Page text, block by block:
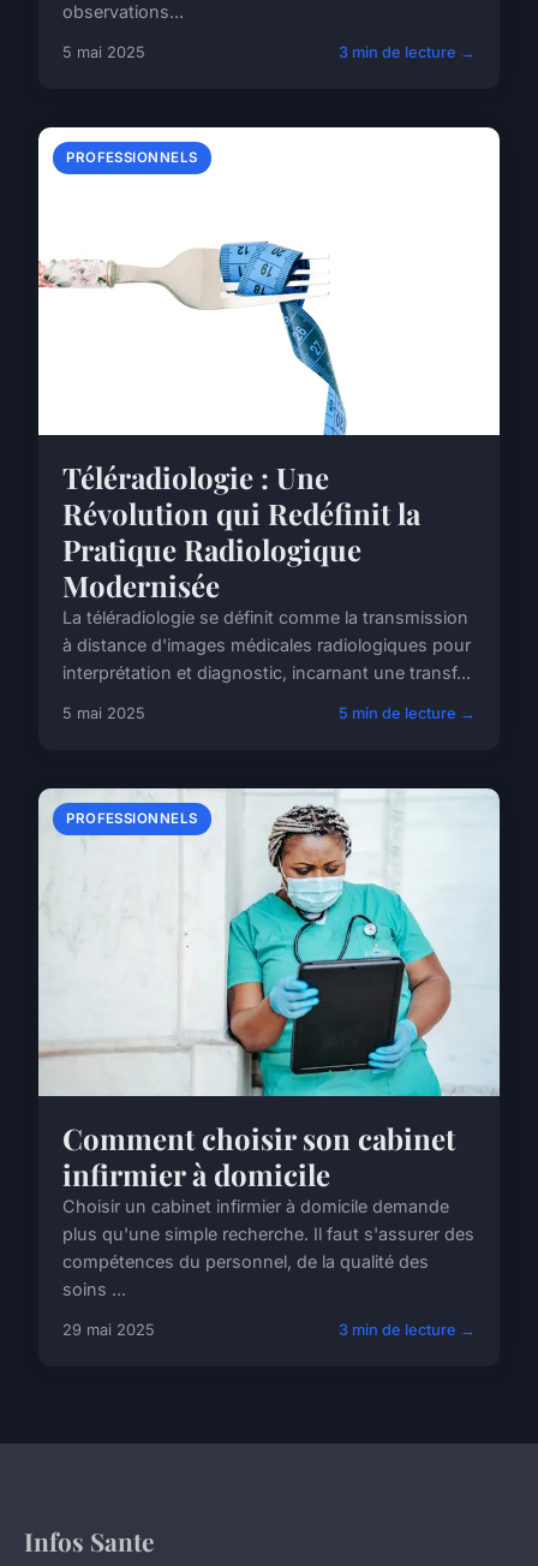
observations...
5 mai 2025 3 min de lecture →
PROFESSIONNELS
Téléradiologie : Une
Révolution qui Redéfinit la
Pratique Radiologique
Modernisée
La téléradiologie se définit comme la transmission
à distance d'images médicales radiologiques pour
interprétation et diagnostic, incarnant une transf...
5 mai 2025 5 min de lecture →
PROFESSIONNELS
Comment choisir son cabinet
infirmier à domicile
Choisir un cabinet infirmier à domicile demande
plus qu'une simple recherche. Il faut s'assurer des
compétences du personnel, de la qualité des
soins ...
29 mai 2025 3 min de lecture →
Infos Sante